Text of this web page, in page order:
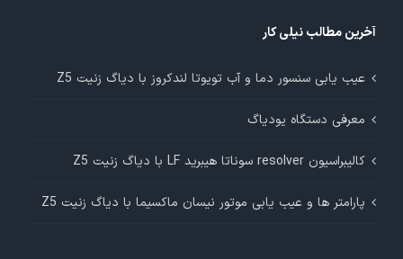
آخرین مطالب نیلی کار
عیب یابی سنسور دما و آب تویوتا لندکروز با دیاگ زنیت Z5
معرفی دستگاه یودیاگ
کالیبراسیون resolver سوناتا هیبرید LF با دیاگ زنیت Z5
پارامتر ها و عیب یابی موتور نیسان ماکسیما با دیاگ زنیت Z5